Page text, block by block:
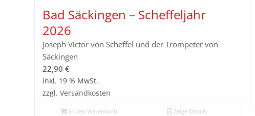
Bad Säckingen – Scheffeljahr
2026
Joseph Victor von Scheffel und der Trompeter von
Säckingen
22,90 €
inkl. 19 % MwSt.
zzgl. Versandkosten
In den Warenkorb Zeige Details